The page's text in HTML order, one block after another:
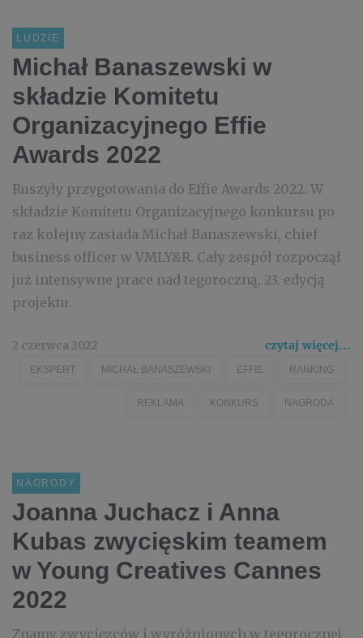
LUDZIE
Michał Banaszewski w
składzie Komitetu
Organizacyjnego Effie
Awards 2022
Ruszyły przygotowania do Effie Awards 2022. W
składzie Komitetu Organizacyjnego konkursu po
raz kolejny zasiada Michał Banaszewski, chief
business officer w VMLY&R. Cały zespół rozpoczął
już intensywne prace nad tegoroczną, 23. edycją
projektu.
2 czerwca 2022 czytaj więcej...
EKSPERT MICHAŁ BANASZEWSKI EFFIE RANKING
REKLAMA KONKURS NAGRODA
NAGRODY
Joanna Juchacz i Anna
Kubas zwycięskim teamem
w Young Creatives Cannes
2022
Znamy zwycięzców i wyróżnionych w tegorocznej